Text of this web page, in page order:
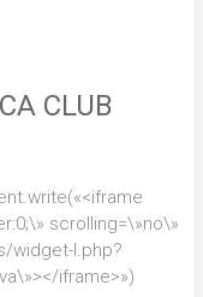
CLUB
scrolling=\»no\»
widget-l.php?
iframe>»)